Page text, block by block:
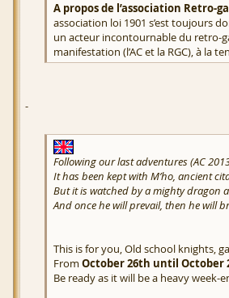
A propos de l’association Retro-
association loi 1901 s’est toujours
un acteur incontournable du retro-
manifestation (l’AC et la RGC), à la
-
Following our last adventures (AC
It has been kept with M’ho, ancient
But it is watched by a mighty dragon
And once he will prevail, then he will
This is for you, Old school knights,
From October 26th until October
Be ready as it will be a heavy week-